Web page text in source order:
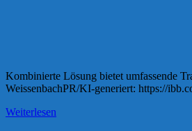
Kombinierte Lösung bietet umfassende
WeissenbachPR/KI-generiert: https://
Weiterlesen